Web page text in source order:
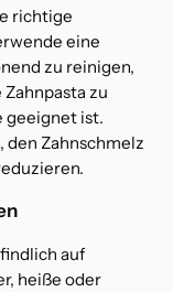
richtige
eine
zu reinigen,
zu
geeignet ist.
Zahnschmelz
auf
heiße oder